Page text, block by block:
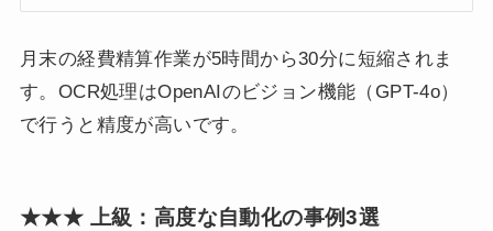
月末の経費精算作業が5時間から30分に短縮されま
す。OCR処理はOpenAIのビジョン機能（GPT-4o）
で行うと精度が高いです。
★★★ 上級：高度な自動化の事例3選